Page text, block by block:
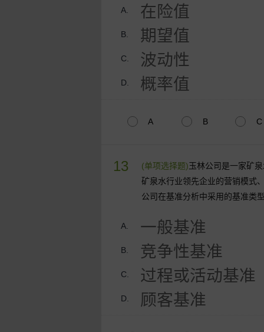
A. 在险值
B. 期望值
C. 波动性
D. 概率值
A B C
13 (单项选择题)玉林公司是一家矿
矿泉水行业领先企业的营销模式
公司在基准分析中采用的基准类
A. 一般基准
B. 竞争性基准
C. 过程或活动基准
D. 顾客基准